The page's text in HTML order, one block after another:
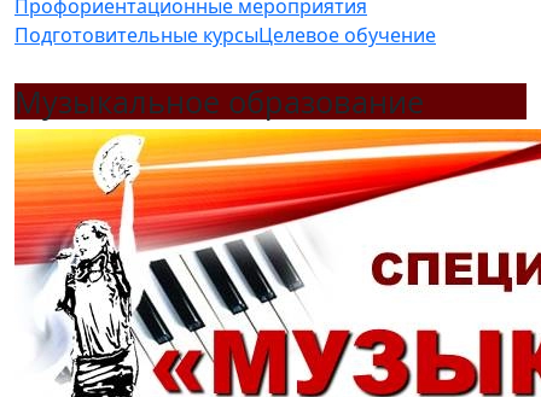
Профориентационные мероприятия
Подготовительные курсыЦелевое обучение
Музыкальное образование